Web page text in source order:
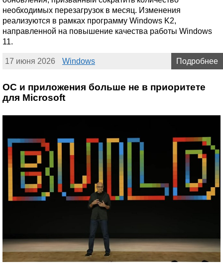
необходимых перезагрузок в месяц. Изменения
реализуются в рамках программу Windows K2,
направленной на повышение качества работы Windows
11.
17 июня 2026 Windows Подробнее
ОС и приложения больше не в приоритете
для Microsoft